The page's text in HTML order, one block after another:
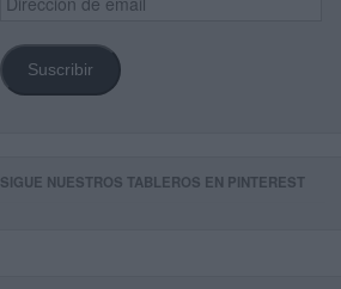
de
Suscribir
SIGUE NUESTROS TABLEROS EN PINTEREST